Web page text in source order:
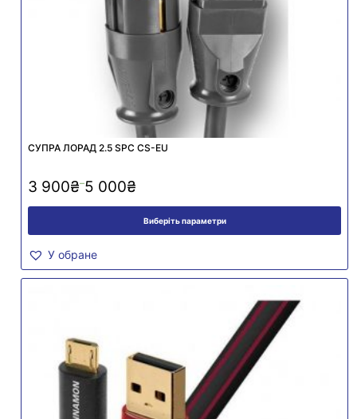
СУПРА ЛОРАД 2.5 SPC CS-EU
3 900₴–5 000₴
Виберіть параметри
У обране